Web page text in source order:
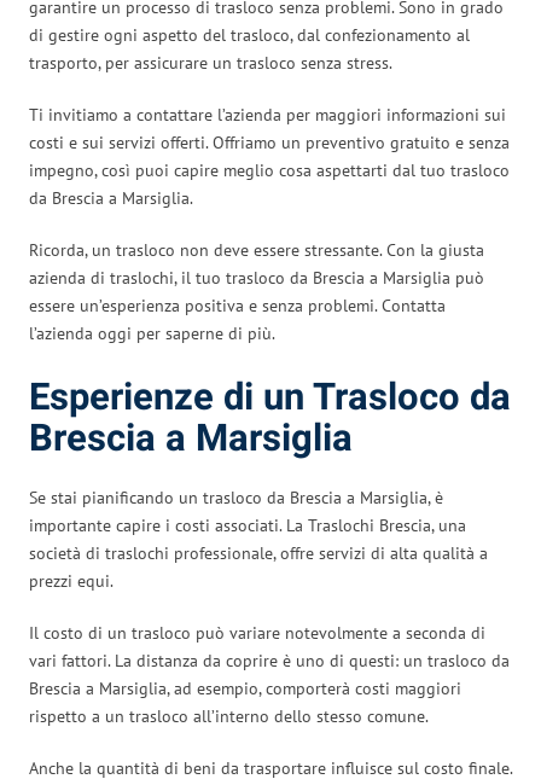
garantire un processo di trasloco senza problemi. Sono in grado
di gestire ogni aspetto del trasloco, dal confezionamento al
trasporto, per assicurare un trasloco senza stress.
Ti invitiamo a contattare l’azienda per maggiori informazioni sui
costi e sui servizi offerti. Offriamo un preventivo gratuito e senza
impegno, così puoi capire meglio cosa aspettarti dal tuo trasloco
da Brescia a Marsiglia.
Ricorda, un trasloco non deve essere stressante. Con la giusta
azienda di traslochi, il tuo trasloco da Brescia a Marsiglia può
essere un’esperienza positiva e senza problemi. Contatta
l’azienda oggi per saperne di più.
Esperienze di un Trasloco da
Brescia a Marsiglia
Se stai pianificando un trasloco da Brescia a Marsiglia, è
importante capire i costi associati. La Traslochi Brescia, una
società di traslochi professionale, offre servizi di alta qualità a
prezzi equi.
Il costo di un trasloco può variare notevolmente a seconda di
vari fattori. La distanza da coprire è uno di questi: un trasloco da
Brescia a Marsiglia, ad esempio, comporterà costi maggiori
rispetto a un trasloco all’interno dello stesso comune.
Anche la quantità di beni da trasportare influisce sul costo finale.